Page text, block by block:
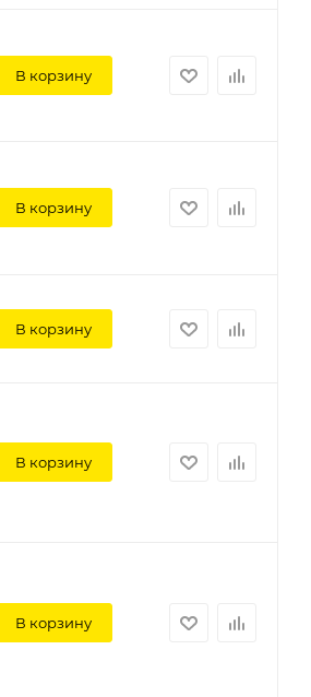
В корзину
В корзину
В корзину
В корзину
В корзину